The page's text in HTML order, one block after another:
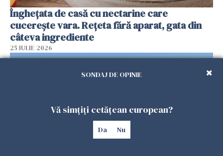
Înghețata de casă cu nectarine care
cucerește vara. Rețeta fără aparat, gata din
câteva ingrediente
25 IULIE 2026
SONDAJ DE OPINIE
Vă simțiți cetățean european?
Da Nu